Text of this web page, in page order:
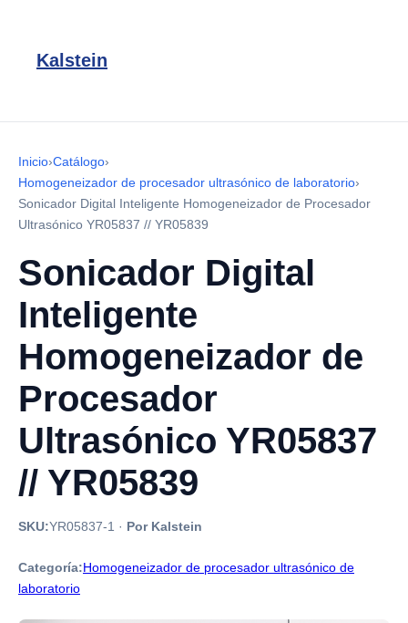
Kalstein
Inicio›Catálogo›
Homogeneizador de procesador ultrasónico de laboratorio›
Sonicador Digital Inteligente Homogeneizador de Procesador
Ultrasónico YR05837 // YR05839
Sonicador Digital
Inteligente
Homogeneizador de
Procesador
Ultrasónico YR05837
// YR05839
SKU:YR05837-1 · Por Kalstein
Categoría:Homogeneizador de procesador ultrasónico de
laboratorio